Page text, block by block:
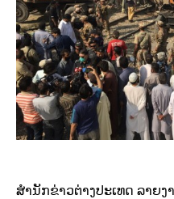
ສຳນັກຂ່າວຕ່າງປະເທດ ລາຍ